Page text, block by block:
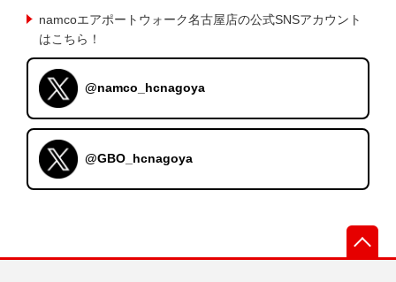
namcoエアポートウォーク名古屋店の公式SNSアカウント
はこちら！
@namco_hcnagoya
@GBO_hcnagoya